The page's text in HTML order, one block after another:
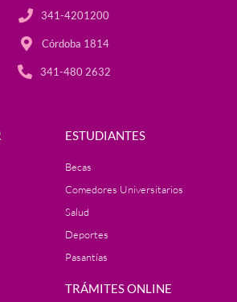
341-4201200
Córdoba 1814
341-480 2632
ESTUDIANTES
Becas
Comedores Universitarios
Salud
Deportes
Pasantías
TRÁMITES ONLINE